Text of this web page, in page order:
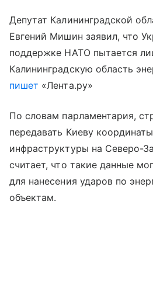
Депутат Калининградской
Евгений Мишин заявил, что
поддержке НАТО пытается
Калининградскую область
пишет «Лента.ру»
По словам парламентария,
передавать Киеву
инфраструктуры на Северо-
считает, что такие данные
для нанесения ударов по
объектам.